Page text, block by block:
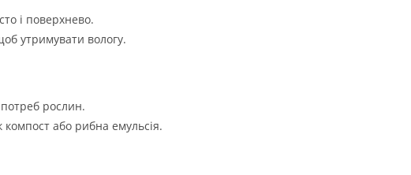
і поверхнево.
утримувати вологу.
рослин.
компост або рибна емульсія.